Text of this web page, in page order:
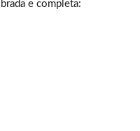
e completa: